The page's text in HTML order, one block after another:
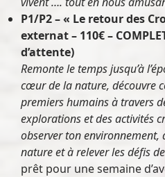
P1/P2 – « Le retour des
externat – 110€–
d’attente)
Remonte le temps jusqu’à
cœur de la nature, découvre
premiers humains à travers
explorations et des activités
observer ton environnement,
nature et à relever les défis
prêt pour une semaine